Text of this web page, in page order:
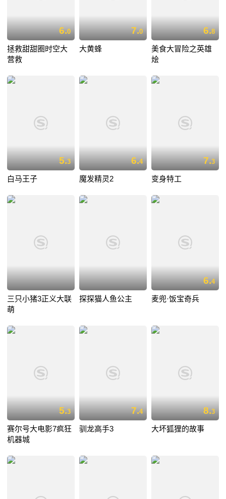
6.0
拯救甜甜圈时空大
营救
7.0
大黄蜂
6.8
美食大冒险之英雄
烩
5.3
白马王子
6.4
魔发精灵2
7.3
变身特工
三只小猪3正义大联
萌
探探猫人鱼公主
6.4
麦兜·饭宝奇兵
5.3
赛尔号大电影7疯狂
机器城
7.4
驯龙高手3
8.3
大坏狐狸的故事